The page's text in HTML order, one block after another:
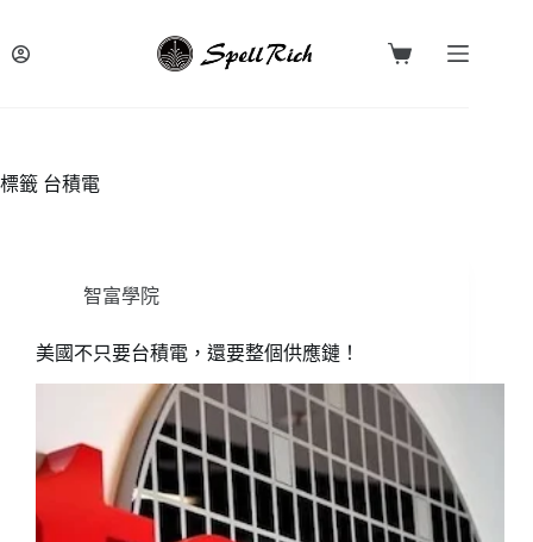
至
購
標籤 台積電
智富學院
美國不只要台積電，還要整個供應鏈！